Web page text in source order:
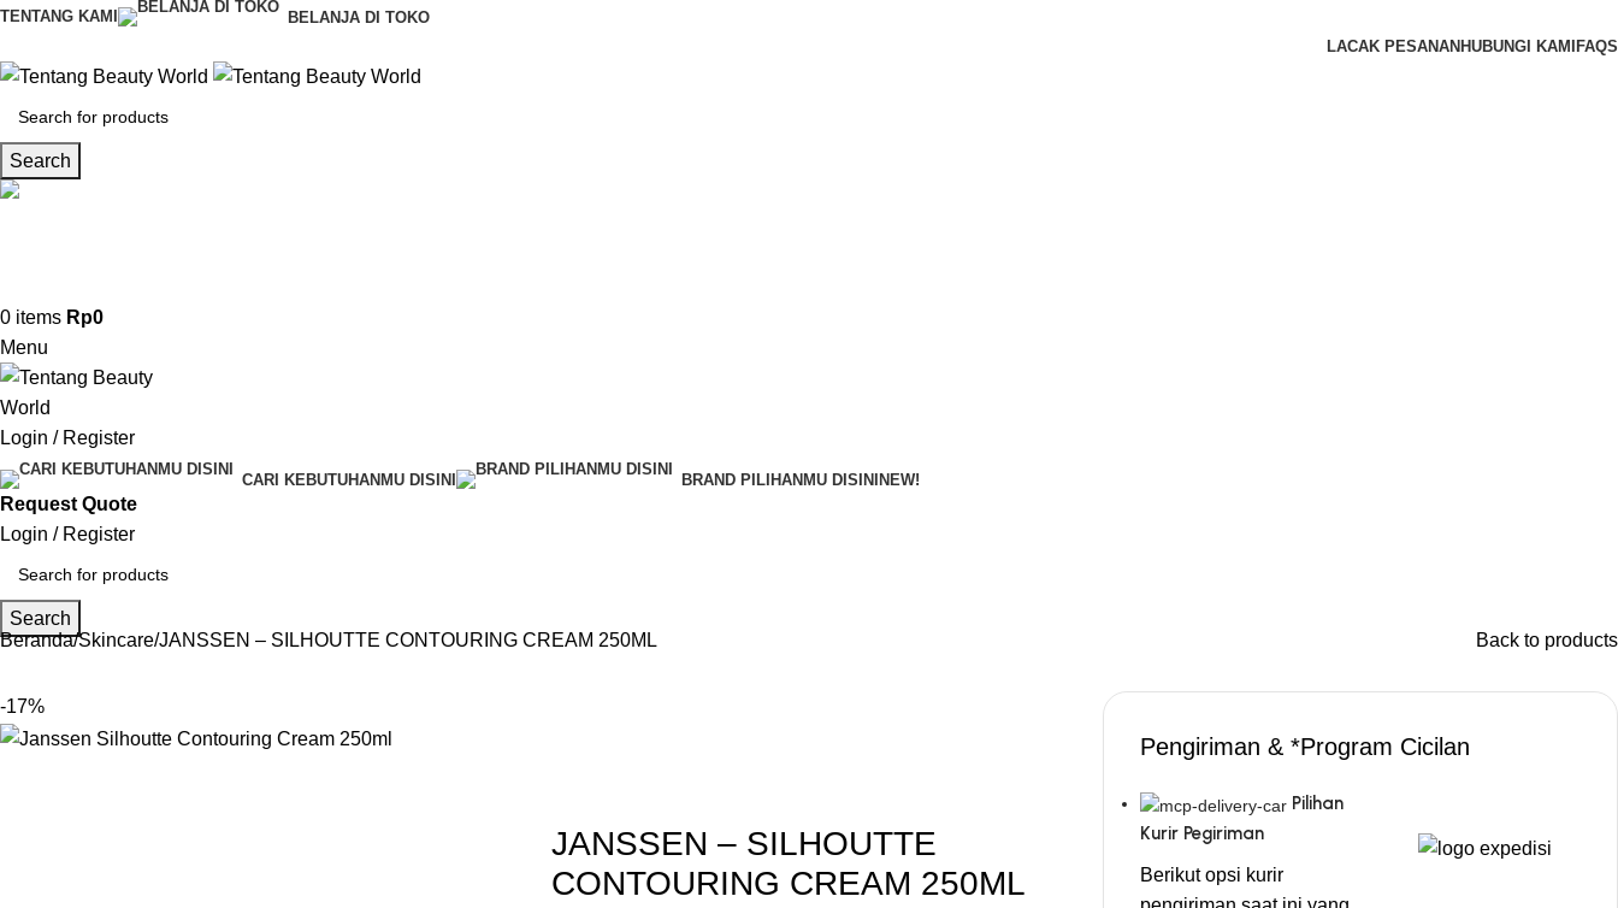
TENTANG KAMI
BELANJA DI TOKO
LACAK PESANAN HUBUNGI KAMI FAQS
Search
0 items Rp0
Menu
Login / Register
CARI KEBUTUHANMU DISINI BRAND PILIHANMU DISINI NEW!
Request Quote
Login / Register
Search
Beranda Skincare JANSSEN – SILHOUTTE CONTOURING CREAM 250ML Back to products
-17%
JANSSEN – SILHOUTTE
CONTOURING CREAM 250ML
Pengiriman & *Program Cicilan
Pilihan
Kurir Pegiriman
Berikut opsi kurir